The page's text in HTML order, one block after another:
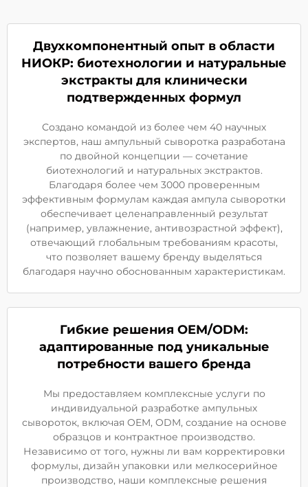
Двухкомпонентный опыт в области
НИОКР: биотехнологии и натуральные
экстракты для клинически
подтвержденных формул
Создано командой из более чем 40 научных
экспертов, наш ампульный сыворотка разработана
по двойной концепции — сочетание
биотехнологий и натуральных экстрактов.
Благодаря более чем 3000 проверенным
эффективным формулам каждая ампула сыворотки
обеспечивает целенаправленный результат
(например, увлажнение, антивозрастной эффект),
отвечающий глобальным требованиям красоты,
что позволяет вашему бренду выделяться
благодаря научно обоснованным характеристикам.
Гибкие решения OEM/ODM:
адаптированные под уникальные
потребности вашего бренда
Мы предоставляем комплексные услуги по
индивидуальной разработке ампульных
сывороток, включая OEM, ODM, создание на основе
образцов и контрактное производство.
Независимо от того, нужны ли вам корректировки
формулы, дизайн упаковки или мелкосерийное
производство, наши комплексные решения